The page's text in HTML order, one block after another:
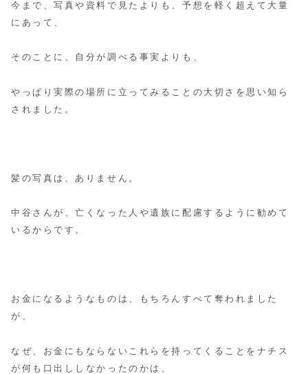
今まで、写真や資料で見たよりも、予想を軽く超えて大量
にあって、
そのことに、自分が調べる事実よりも、
やっぱり実際の場所に立ってみることの大切さを思い知ら
されました。
髪の写真は、ありません。
中谷さんが、亡くなった人や遺族に配慮するように勧めて
いるからです。
お金になるようなものは、もちろんすべて奪われました
が、
なぜ、お金にもならないこれらを持ってくることをナチス
が何も口出ししなかったのかは、